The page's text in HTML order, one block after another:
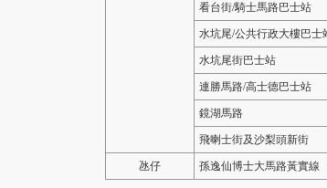
看台街/騎士馬路巴士站
水坑尾/公共行政大樓巴士
水坑尾街巴士站
連勝馬路/高士德巴士站
鏡湖馬路
飛喇士街及沙梨頭新街
氹仔 孫逸仙博士大馬路黃實線